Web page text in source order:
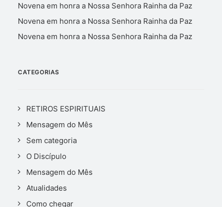
Novena em honra a Nossa Senhora Rainha da Paz
Novena em honra a Nossa Senhora Rainha da Paz
Novena em honra a Nossa Senhora Rainha da Paz
CATEGORIAS
RETIROS ESPIRITUAIS
Mensagem do Mês
Sem categoria
O Discípulo
Mensagem do Mês
Atualidades
Como chegar